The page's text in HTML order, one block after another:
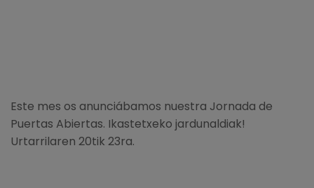
Este mes os anunciábamos nuestra Jornada de
Puertas Abiertas. Ikastetxeko jardunaldiak!
Urtarrilaren 20tik 23ra.